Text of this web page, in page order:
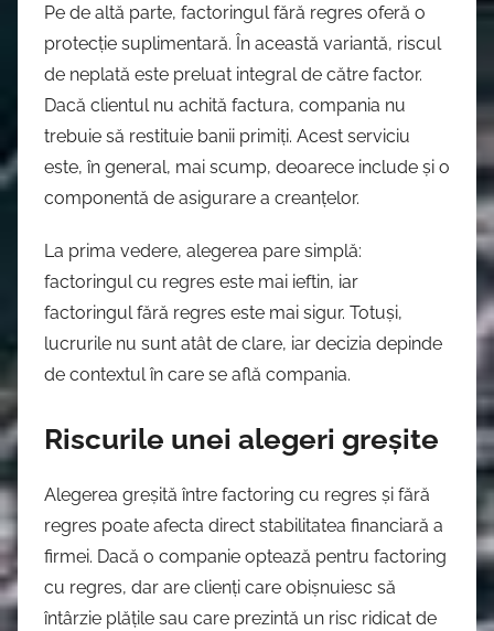
Pe de altă parte, factoringul fără regres oferă o
protecție suplimentară. În această variantă, riscul
de neplată este preluat integral de către factor.
Dacă clientul nu achită factura, compania nu
trebuie să restituie banii primiți. Acest serviciu
este, în general, mai scump, deoarece include și o
componentă de asigurare a creanțelor.
La prima vedere, alegerea pare simplă:
factoringul cu regres este mai ieftin, iar
factoringul fără regres este mai sigur. Totuși,
lucrurile nu sunt atât de clare, iar decizia depinde
de contextul în care se află compania.
Riscurile unei alegeri greșite
Alegerea greșită între factoring cu regres și fără
regres poate afecta direct stabilitatea financiară a
firmei. Dacă o companie optează pentru factoring
cu regres, dar are clienți care obișnuiesc să
întârzie plățile sau care prezintă un risc ridicat de